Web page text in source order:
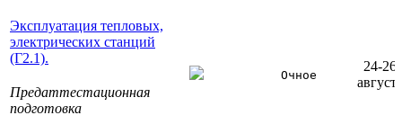
Эксплуатация тепловых,
электрических станций
(Г2.1).
Предаттестационная
подготовка
Очное
24-26
августа